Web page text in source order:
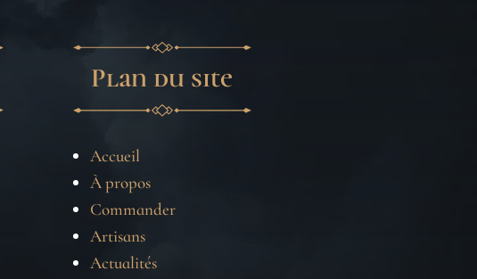
Plan du site
Accueil
À propos
Commander
Artisans
Actualités